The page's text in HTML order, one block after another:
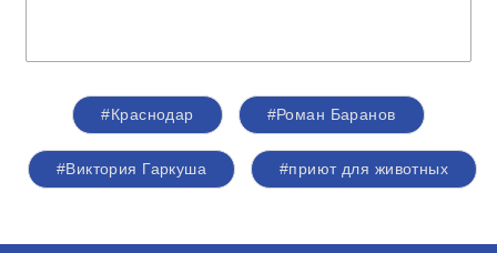
#Краснодар #Роман Баранов
#Виктория Гаркуша #приют для животных